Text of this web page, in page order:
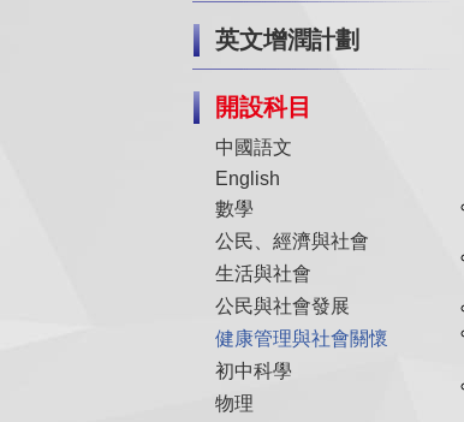
英文增潤計劃
開設科目
中國語文
English
數學
公民、經濟與社會
生活與社會
公民與社會發展
健康管理與社會關懷
初中科學
物理